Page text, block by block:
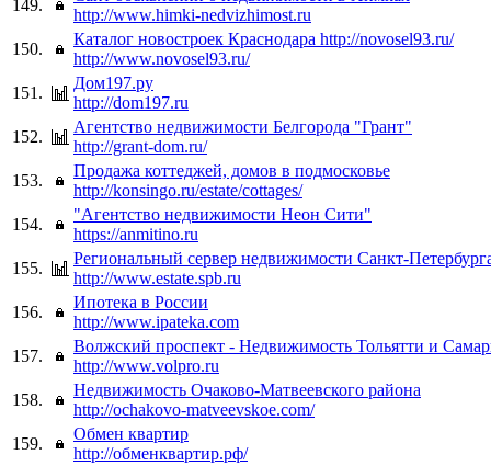
149.
http://www.himki-nedvizhimost.ru
150.
Каталог новостроек Краснодара http://novosel93.ru/
http://www.novosel93.ru/
151.
Дом197.ру
http://dom197.ru
152.
Агентство недвижимости Белгорода "Грант"
http://grant-dom.ru/
153.
Продажа коттеджей, домов в подмосковье
http://konsingo.ru/estate/cottages/
154.
"Агентство недвижимости Неон Сити"
https://anmitino.ru
155.
Региональный сервер недвижимости Санкт-
http://www.estate.spb.ru
156.
Ипотека в России
http://www.ipateka.com
157.
Волжский проспект - Недвижимость Тольятти и
http://www.volpro.ru
158.
Недвижимость Очаково-Матвеевского района
http://ochakovo-matveevskoe.com/
159.
Обмен квартир
http://обменквартир.рф/